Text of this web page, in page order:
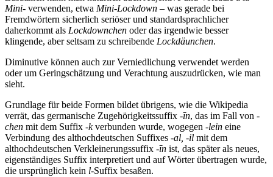
Mini- verwenden, etwa Mini-Lockdown – was gerade bei
Fremdwörtern sicherlich seriöser und standardsprachlicher
daherkommt als Lockdownchen oder das irgendwie besser
klingende, aber seltsam zu schreibende Lockdäunchen.
Diminutive können auch zur Verniedlichung verwendet werden
oder um Geringschätzung und Verachtung auszudrücken, wie man
sieht.
Grundlage für beide Formen bildet übrigens, wie die Wikipedia
verrät, das germanische Zugehörigkeitssuffix -īn, das im Fall von -
chen mit dem Suffix -kverbunden wurde, wogegen -lein eine
Verbindung des althochdeutschen Suffixes -al, -il mit dem
althochdeutschen Verkleinerungssuffix -īn ist, das später als neues,
eigenständiges Suffix interpretiert und auf Wörter übertragen wurde,
die ursprünglich kein l-Suffix besaßen.